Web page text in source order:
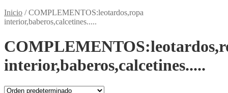
Inicio /COMPLEMENTOS:leotardos,ropa
interior,baberos,calcetines.....
interior,baberos,calcetines.....